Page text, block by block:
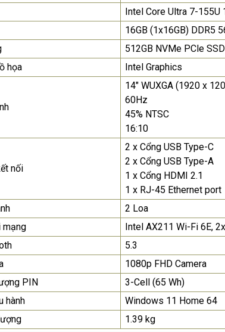
nhất
Màn Hình Máy
D19-10 18.5"...
2.150.000₫
Màn Hình Quảng
nhất
Intel Core Ultra 7-155U
16GB (1x16GB) DDR5
512GB NVMe PCle SSD
họa
Intel Graphics
14" WUXGA (1920 x
60Hz
45% NTSC
16:10
nối
2 x Cổng USB Type-C
2 x Cổng USB Type-A
1 x Cổng HDMI 2.1
1 x RJ-45 Ethernet port
2 Loa
mạng
Intel AX211 Wi-Fi 6E,
5.3
1080p FHD Camera
PIN
3-Cell (65 Wh)
hành
Windows 11 Home 64
1.39 kg